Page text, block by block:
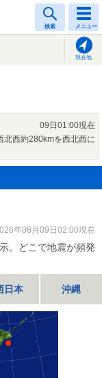
検索 メニュー
現在地
09日01:00現在
北西約280kmを西北西に
年08月09日02:00現在
。どこで地震が頻発
日本 沖縄